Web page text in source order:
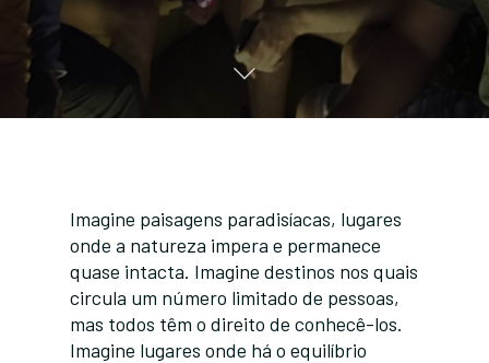
Imagine paisagens paradisíacas, lugares
onde a natureza impera e permanece
quase intacta. Imagine destinos nos quais
circula um número limitado de pessoas,
mas todos têm o direito de conhecê-los.
Imagine lugares onde há o equilíbrio